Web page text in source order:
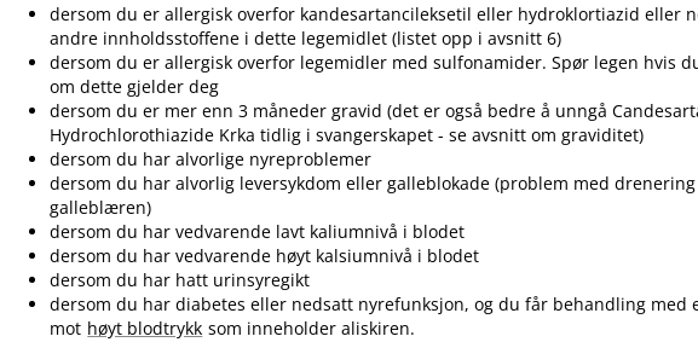
dersom du er allergisk overfor kandesartancileksetil eller hydroklortiazid eller
andre innholdsstoffene i dette legemidlet (listet opp i avsnitt 6)
dersom du er allergisk overfor legemidler med sulfonamider. Spør legen hvis
om dette gjelder deg
dersom du er mer enn 3 måneder gravid (det er også bedre å unngå
Hydrochlorothiazide Krka tidlig i svangerskapet - se avsnitt om graviditet)
dersom du har alvorlige nyreproblemer
dersom du har alvorlig leversykdom eller galleblokade (problem med
galleblæren)
dersom du har vedvarende lavt kaliumnivå i blodet
dersom du har vedvarende høyt kalsiumnivå i blodet
dersom du har hatt urinsyregikt
dersom du har diabetes eller nedsatt nyrefunksjon, og du får behandling med
mot høyt blodtrykk som inneholder aliskiren.